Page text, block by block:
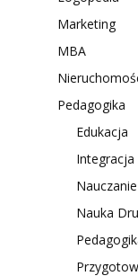
Marketing
MBA
Pedagogika
Edukacja
Integracja
Nauka